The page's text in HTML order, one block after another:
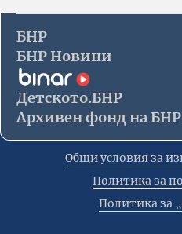
БНР
БНР Новини
Детското.БНР
Архивен фонд на БНР
Общи условия за
Политика за
Политика за